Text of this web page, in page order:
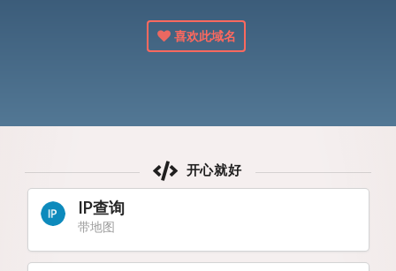
喜欢此域名
开心就好
IP查询
带地图